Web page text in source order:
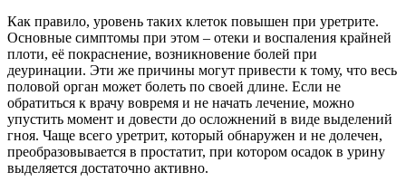
Как правило, уровень таких клеток повышен при уретрите.
Основные симптомы при этом – отеки и воспаления крайней
плоти, её покраснение, возникновение болей при
деуринации. Эти же причины могут привести к тому, что весь
половой орган может болеть по своей длине. Если не
обратиться к врачу вовремя и не начать лечение, можно
упустить момент и довести до осложнений в виде выделений
гноя. Чаще всего уретрит, который обнаружен и не долечен,
преобразовывается в простатит, при котором осадок в урину
выделяется достаточно активно.